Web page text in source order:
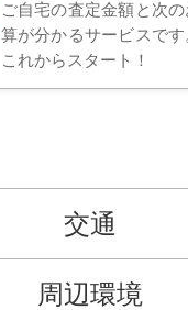
ご自宅の査定金額と次
算が分かるサービスで
これからスタート！
交通
周辺環境